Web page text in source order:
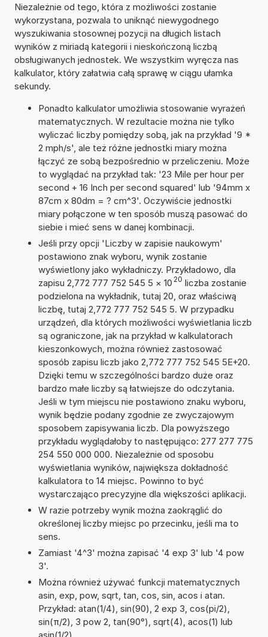
Niezależnie od tego, która z możliwości zostanie
wykorzystana, pozwala to uniknąć niewygodnego
wyszukiwania stosownej pozycji na długich listach
wyników z miriadą kategorii i nieskończoną liczbą
obsługiwanych jednostek. We wszystkim wyręcza nas
kalkulator, który załatwia całą sprawę w ciągu ułamka
sekundy.
Ponadto kalkulator umożliwia stosowanie wyrażeń
matematycznych. W rezultacie można nie tylko
wyliczać liczby pomiędzy sobą, jak na przykład '9 *
2 mph/s', ale też różne jednostki miary można
łączyć ze sobą bezpośrednio w przeliczeniu. Może
to wyglądać na przykład tak: '23 Mile per hour per
second + 16 Inch per second squared' lub '94mm x
87cm x 80dm = ? cm^3'. Oczywiście jednostki
miary połączone w ten sposób muszą pasować do
siebie i mieć sens w danej kombinacji.
Jeśli przy opcji 'Liczby w zapisie naukowym'
postawiono znak wyboru, wynik zostanie
wyświetlony jako wykładniczy. Przykładowo, dla
zapisu 2,772 777 752 545 5 × 10 20 liczba zostanie
podzielona na wykładnik, tutaj 20, oraz właściwą
liczbę, tutaj 2,772 777 752 545 5. W przypadku
urządzeń, dla których możliwości wyświetlania liczb
są ograniczone, jak na przykład w kalkulatorach
kieszonkowych, można również zastosować
sposób zapisu liczb jako 2,772 777 752 545 5E+20.
Dzięki temu w szczególności bardzo duże oraz
bardzo małe liczby są łatwiejsze do odczytania.
Jeśli w tym miejscu nie postawiono znaku wyboru,
wynik będzie podany zgodnie ze zwyczajowym
sposobem zapisywania liczb. Dla powyższego
przykładu wyglądałoby to następująco: 277 277 775
254 550 000 000. Niezależnie od sposobu
wyświetlania wyników, największa dokładność
kalkulatora to 14 miejsc. Powinno to być
wystarczająco precyzyjne dla większości aplikacji.
W razie potrzeby wynik można zaokrąglić do
określonej liczby miejsc po przecinku, jeśli ma to
sens.
Zamiast '4^3' można zapisać '4 exp 3' lub '4 pow
3'.
Można również używać funkcji matematycznych
asin, exp, pow, sqrt, tan, cos, sin, acos i atan.
Przykład: atan(1/4), sin(90), 2 exp 3, cos(pi/2),
sin(π/2), 3 pow 2, tan(90°), sqrt(4), acos(1) lub
asin(1/2)